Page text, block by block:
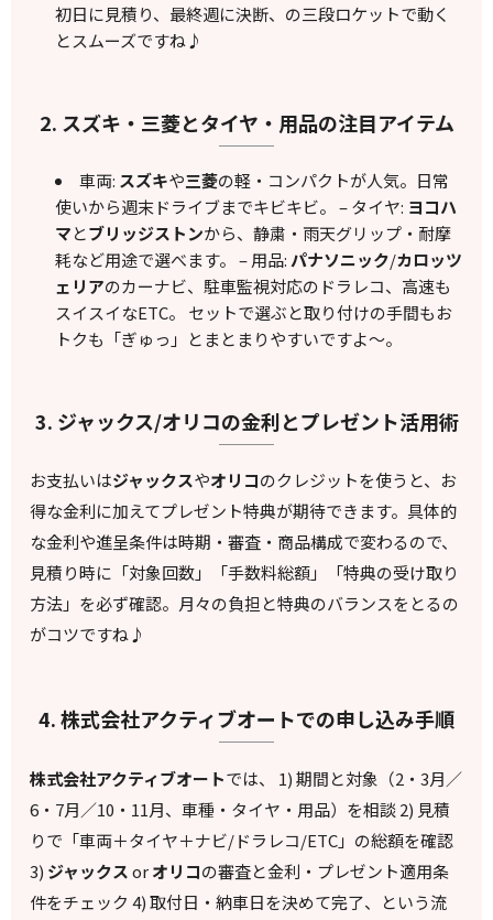
初日に見積り、最終週に決断、の三段ロケットで動く
とスムーズですね♪
2. スズキ・三菱とタイヤ・用品の注目アイテム
車両: スズキや三菱の軽・コンパクトが人気。日常
使いから週末ドライブまでキビキビ。 – タイヤ: ヨコハ
マとブリッジストンから、静粛・雨天グリップ・耐摩
耗など用途で選べます。 – 用品: パナソニック/カロッツ
ェリアのカーナビ、駐車監視対応のドラレコ、高速も
スイスイなETC。 セットで選ぶと取り付けの手間もお
トクも「ぎゅっ」とまとまりやすいですよ〜。
3. ジャックス/オリコの金利とプレゼント活用術
お支払いはジャックスやオリコのクレジットを使うと、お
得な金利に加えてプレゼント特典が期待できます。具体的
な金利や進呈条件は時期・審査・商品構成で変わるので、
見積り時に「対象回数」「手数料総額」「特典の受け取り
方法」を必ず確認。月々の負担と特典のバランスをとるの
がコツですね♪
4. 株式会社アクティブオートでの申し込み手順
株式会社アクティブオートでは、 1) 期間と対象（2・3月／
6・7月／10・11月、車種・タイヤ・用品）を相談 2) 見積
りで「車両＋タイヤ＋ナビ/ドラレコ/ETC」の総額を確認
3) ジャックスorオリコの審査と金利・プレゼント適用条
件をチェック 4) 取付日・納車日を決めて完了、という流